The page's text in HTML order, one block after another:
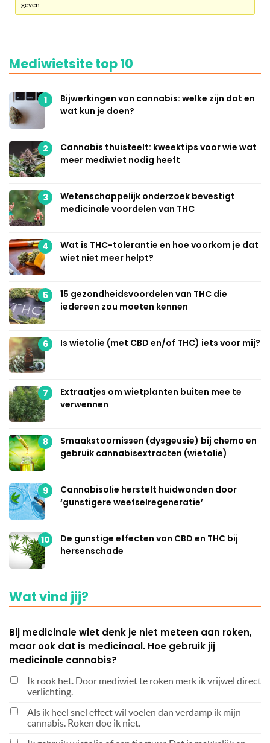
geven.
Mediwietsite top 10
1
Bijwerkingen van cannabis: welke zijn dat en
wat kun je doen?
2
Cannabis thuisteelt: kweektips voor wie wat
meer mediwiet nodig heeft
3
Wetenschappelijk onderzoek bevestigt
medicinale voordelen van THC
4
Wat is THC-tolerantie en hoe voorkom je dat
wiet niet meer helpt?
5
15 gezondheidsvoordelen van THC die
iedereen zou moeten kennen
6 Is wietolie (met CBD en/of THC) iets voor mij?
7
Extraatjes om wietplanten buiten mee te
verwennen
8
Smaakstoornissen (dysgeusie) bij chemo en
gebruik cannabisextracten (wietolie)
9
Cannabisolie herstelt huidwonden door
‘gunstigere weefselregeneratie’
10
De gunstige effecten van CBD en THC bij
hersenschade
Wat vind jij?
Bij medicinale wiet denk je niet meteen aan roken,
maar ook dat is medicinaal. Hoe gebruik jij
medicinale cannabis?
Ik rook het. Door mediwiet te roken merk ik vrijwel direct
verlichting.
Als ik heel snel effect wil voelen dan verdamp ik mijn
cannabis. Roken doe ik niet.